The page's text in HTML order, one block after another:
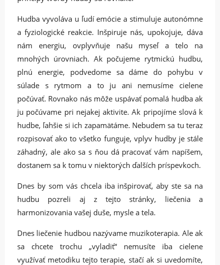
Hudba vyvoláva u ľudí emócie a stimuluje autonómne
a fyziologické reakcie. Inšpiruje nás, upokojuje, dáva
nám energiu, ovplyvňuje našu myseľ a telo na
mnohých úrovniach. Ak počujeme rytmickú hudbu,
plnú energie, podvedome sa dáme do pohybu v
súlade s rytmom a to ju ani nemusíme cielene
počúvať. Rovnako nás môže uspávať pomalá hudba ak
ju počúvame pri nejakej aktivite. Ak pripojíme slová k
hudbe, ľahšie si ich zapamätáme. Nebudem sa tu teraz
rozpisovať ako to všetko funguje, vplyv hudby je stále
záhadný, ale ako sa s ňou dá pracovať vám napíšem,
dostanem sa k tomu v niektorých ďalších príspevkoch.
Dnes by som vás chcela iba inšpirovať, aby ste sa na
hudbu pozreli aj z tejto stránky, liečenia a
harmonizovania vašej duše, mysle a tela.
Dnes liečenie hudbou nazývame muzikoterapia. Ale ak
sa chcete trochu „vyladiť“ nemusíte iba cielene
využívať metodiku tejto terapie, stačí ak si uvedomíte,